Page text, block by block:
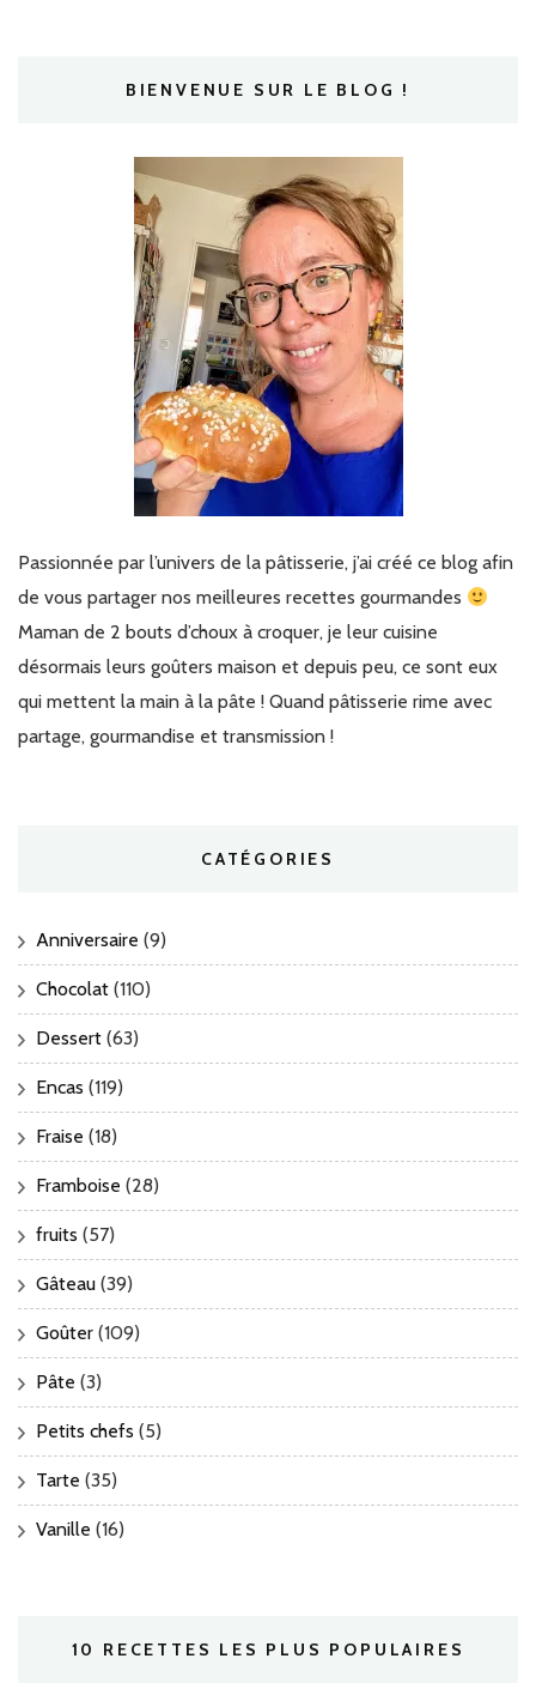
BIENVENUE SUR LE BLOG !
Passionnée par l’univers de la pâtisserie, j’ai créé ce blog afin
de vous partager nos meilleures recettes gourmandes
Maman de 2 bouts d’choux à croquer, je leur cuisine
désormais leurs goûters maison et depuis peu, ce sont eux
qui mettent la main à la pâte ! Quand pâtisserie rime avec
partage, gourmandise et transmission !
CATÉGORIES
Anniversaire (9)
Chocolat (110)
Dessert (63)
Encas (119)
Fraise (18)
Framboise (28)
fruits (57)
Gâteau (39)
Goûter (109)
Pâte (3)
Petits chefs (5)
Tarte (35)
Vanille (16)
10 RECETTES LES PLUS POPULAIRES